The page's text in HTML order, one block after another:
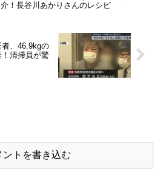
介！長谷川あかりさんのレシピ
者、46.9kgの
清掃員が驚
ントを書き込む